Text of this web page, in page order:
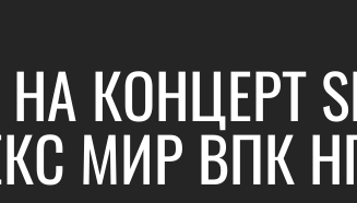
КОНЦЕРТ
МИР ВПК